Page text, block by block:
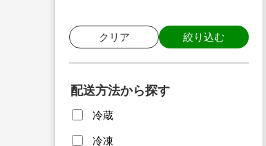
クリア 絞り込む
配送方法から探す
冷蔵
冷凍